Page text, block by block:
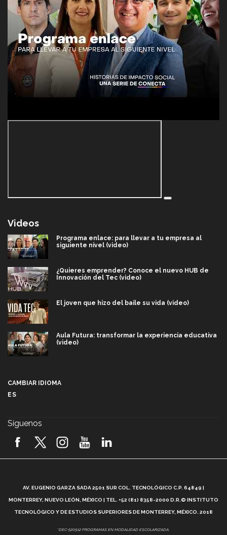
Videos
Programa enlace: para llevar a tu empresa al
siguiente nivel (video)
¿Quieres emprender? Conoce el nuevo HUB de
Innovación del Tec (video)
El joven que hizo del baile su vida (video)
Aula Futura: transformar la experiencia educativa
(video)
2026! (video)
¿Cómo es el Modelo Educativo Tec? (video)
Vida Tec: Feminismo e Inteligencia Artificial, Paola
CAMBIAR IDIOMA
ES
Síguenos
AV. EUGENIO GARZA SADA 2501 SUR COL. TECNOLÓGICO C.P. 64849 |
MONTERREY, NUEVO LEÓN, MÉXICO | TEL. +52 (81) 8358-2000 D.R.© INSTITUTO
TECNOLÓGICO Y DE ESTUDIOS SUPERIORES DE MONTERREY, MÉXICO. 2018
*DEC-520912 PROGRAMAS EN MODALIDAD ESCOLARIZADA.